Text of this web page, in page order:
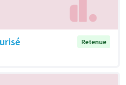
Retenue